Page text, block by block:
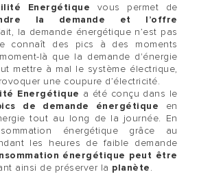
Energétique vous permet de
la demande et l’offre
la demande énergétique n’est pas
connaît des pics à des moments
là que la demande d'énergie
mettre à mal le système électrique,
une coupure d’électricité.
Energétique a été conçu dans le
de demande énergétique en
tout au long de la journée. En
énergétique grâce au
les heures de faible demande
énergétique peut être
ainsi de préserver la planète.